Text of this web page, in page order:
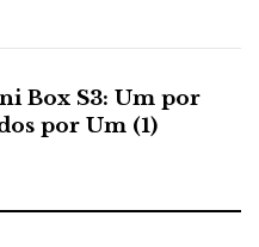
Box S3: Um por
por Um (1)